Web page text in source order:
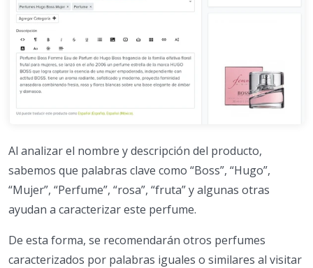
Al analizar el nombre y descripción del producto,
sabemos que palabras clave como “Boss”, “Hugo”,
“Mujer”, “Perfume”, “rosa”, “fruta” y algunas otras
ayudan a caracterizar este perfume.
De esta forma, se recomendarán otros perfumes
caracterizados por palabras iguales o similares al visitar